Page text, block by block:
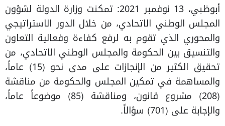
أبوظبي، 13 نوفمبر 2021: تمكنت وزارة الدولة لشؤون
المجلس الوطني الاتحادي، من خلال الدور الاستراتيجي
والمحوري الذي تقوم به لرفع كفاءة وفعالية التعاون
والتنسيق بين الحكومة والمجلس الوطني الاتحادي، من
تحقيق الكثير من الإنجازات على مدى نحو (15) عاماً،
والمساهمة في تمكين المجلس والحكومة من مناقشة
(208) مشروع قانون، ومناقشة (85) موضوعاً عاماً،
والإجابة على (701) سؤالاً.